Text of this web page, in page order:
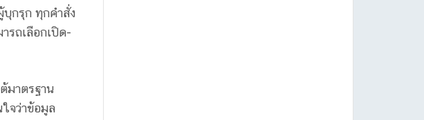
บุกรุก ทุกคำสั่ง
รถเลือกเปิด-
มาตรฐาน
จว่าข้อมูล